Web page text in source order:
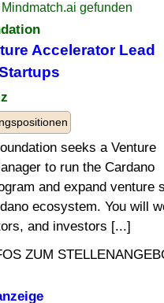
gefunden
Accelerator Lead
seeks a Venture
to run the Cardano
and expand venture
ecosystem. You will
and investors [...]
ZUM